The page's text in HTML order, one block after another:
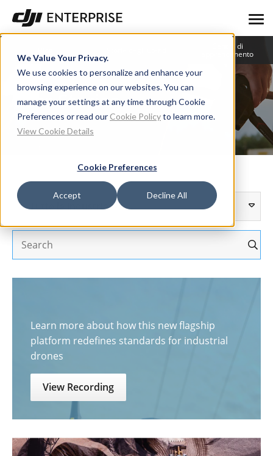
We Value Your Privacy.
We use cookies to personalize and enhance your
browsing experience on our websites. You can
manage your settings at any time through Cookie
Preferences or read our Cookie Policyto learn more.
View Cookie Details
Cookie Preferences
Accept Decline All
Centro di
apprendimento
User Stories
Learn more about how this new flagship
platform redefines standards for industrial
drones
View Recording